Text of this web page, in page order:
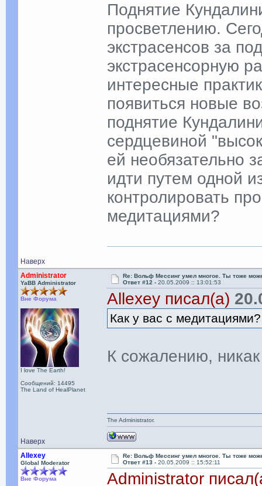
Поднятие
просветлению.
экстрасенсов за
экстрасенсорную
интересные
появиться новые
поднятие
сердцевиной
ей необязательно
идти путем одной
контролировать
медитациями?
Наверх
Administrator
YaBB Administrator
Вне Форума
I love The Earth!
Сообщений: 14495
The Land of HealPlanet
Re: Вольф Мессинг умел многое. Ты тоже
Ответ #12 -20.05.2009 :: 13:01:53
Allexey писал(а)
Как у вас с медитациями?
К сожалению,
Наверх
The Administrator.
Allexey
Global Moderator
Вне Форума
Re: Вольф Мессинг умел многое. Ты тоже
Ответ #13 -20.05.2009 :: 15:52:11
Administrator